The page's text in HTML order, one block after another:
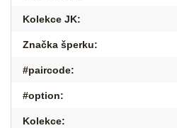
Kolekce JK:
Značka šperku:
#paircode:
#option:
Kolekce: